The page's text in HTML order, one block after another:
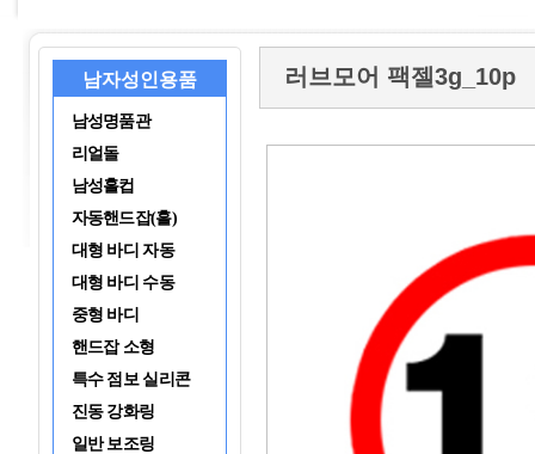
남자성인용품
남성명품관
리얼돌
남성홀컵
자동핸드잡(홀)
대형 바디 자동
대형 바디 수동
중형 바디
핸드잡 소형
특수 점보 실리콘
진동 강화링
일반 보조링
러브모어 팩젤3g_10p